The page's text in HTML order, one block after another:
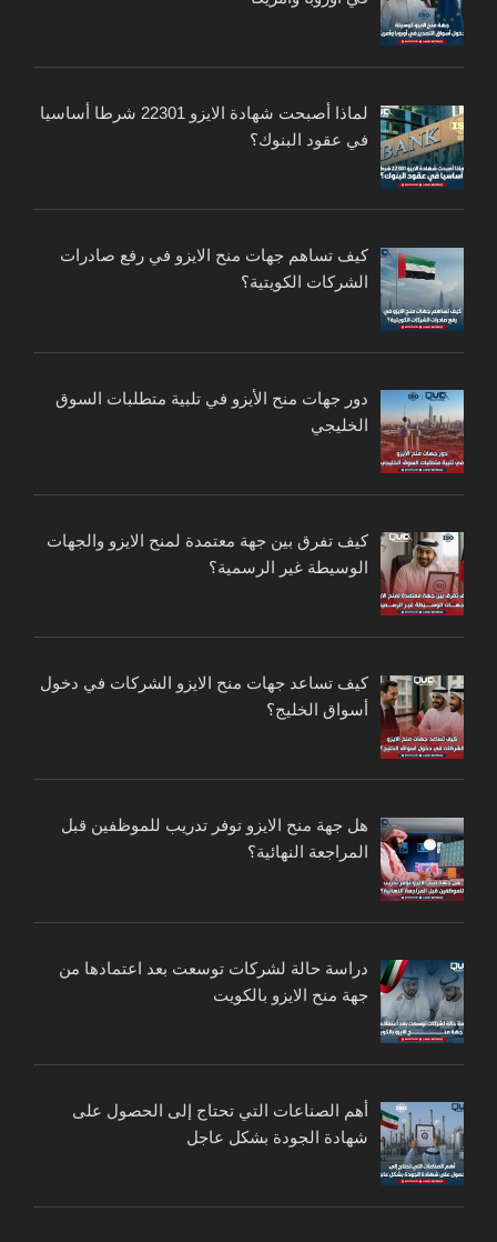
لماذا أصبحت شهادة الايزو 22301 شرطا أساسيا
في عقود البنوك؟
كيف تساهم جهات منح الايزو في رفع صادرات
الشركات الكويتية؟
دور جهات منح الأيزو في تلبية متطلبات السوق
الخليجي
كيف تفرق بين جهة معتمدة لمنح الايزو والجهات
الوسيطة غير الرسمية؟
كيف تساعد جهات منح الايزو الشركات في دخول
أسواق الخليج؟
هل جهة منح الايزو توفر تدريب للموظفين قبل
المراجعة النهائية؟
دراسة حالة لشركات توسعت بعد اعتمادها من
جهة منح الايزو بالكويت
أهم الصناعات التي تحتاج إلى الحصول على
شهادة الجودة بشكل عاجل